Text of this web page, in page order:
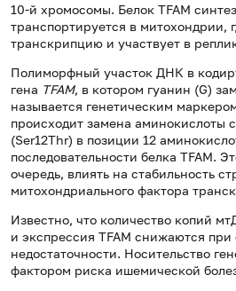
10-й хромосомы. Белок TFAM
транспортируется в митохондрии,
транскрипцию и участвует в
Полиморфный участок ДНК в
гена TFAM, в котором гуанин (G)
называется генетическим
происходит замена аминокислоты
(Ser12Thr) в позиции 12
последовательности белка TFAM.
очередь, влиять на стабильность
митохондриального фактора
Известно, что количество копий
и экспрессия TFAM снижаются при
недостаточности. Носительство
фактором риска ишемической